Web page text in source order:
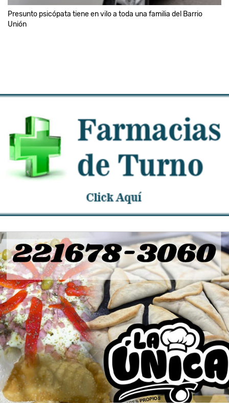
Presunto psicópata tiene en vilo a toda una familia del Barrio
Unión